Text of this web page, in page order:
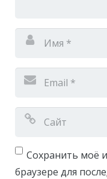
Сохранить моё
браузере для